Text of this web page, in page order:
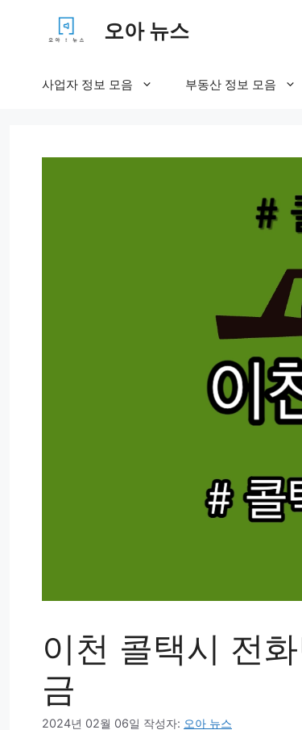
오아 뉴스
사업자 정보 모음 부동산 정보 모음
이천 콜택시 전
금
2024년 02월 06일 작성자: 오아 뉴스